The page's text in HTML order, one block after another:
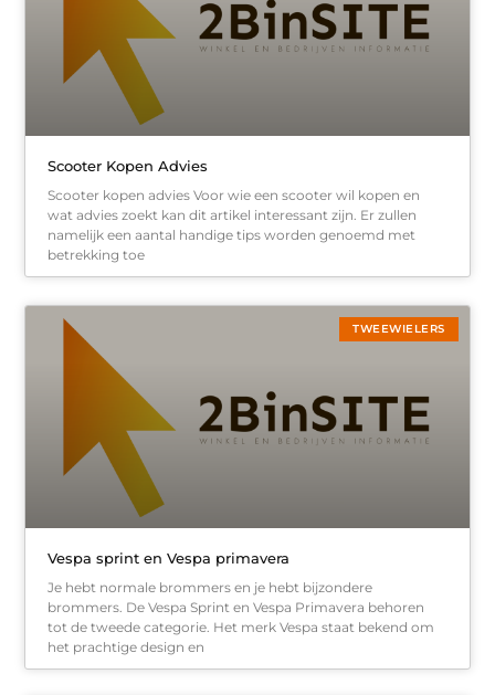
Scooter Kopen Advies
Scooter kopen advies Voor wie een scooter wil kopen en
wat advies zoekt kan dit artikel interessant zijn. Er zullen
namelijk een aantal handige tips worden genoemd met
betrekking toe
TWEEWIELERS
Vespa sprint en Vespa primavera
Je hebt normale brommers en je hebt bijzondere
brommers. De Vespa Sprint en Vespa Primavera behoren
tot de tweede categorie. Het merk Vespa staat bekend om
het prachtige design en